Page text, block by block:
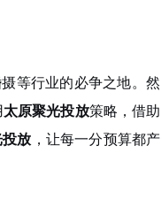
等行业的必争之地。然
太原聚光投放策略，借助
放 ，让每一分预算都产